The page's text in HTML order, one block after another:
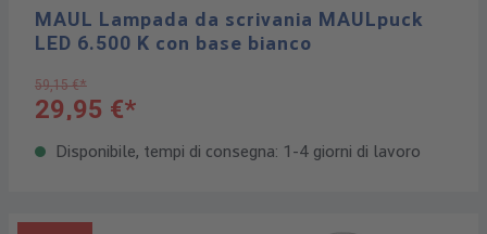
MAUL Lampada da scrivania MAULpuck
LED 6.500 K con base bianco
59,15 €*
29,95 €*
Disponibile, tempi di consegna: 1-4 giorni di lavoro